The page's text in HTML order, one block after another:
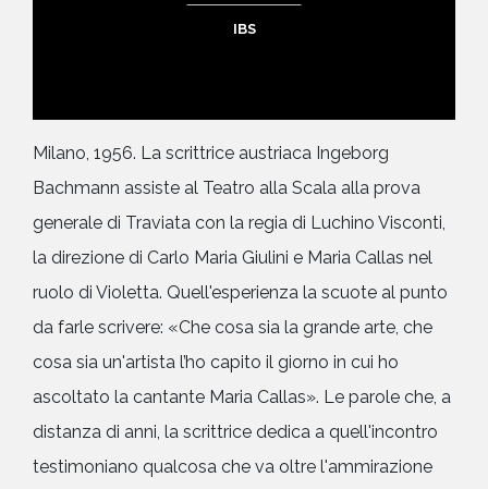
IBS
Milano, 1956. La scrittrice austriaca Ingeborg
Bachmann assiste al Teatro alla Scala alla prova
generale di Traviata con la regia di Luchino Visconti,
la direzione di Carlo Maria Giulini e Maria Callas nel
ruolo di Violetta. Quell'esperienza la scuote al punto
da farle scrivere: «Che cosa sia la grande arte, che
cosa sia un'artista l’ho capito il giorno in cui ho
ascoltato la cantante Maria Callas». Le parole che, a
distanza di anni, la scrittrice dedica a quell'incontro
testimoniano qualcosa che va oltre l'ammirazione